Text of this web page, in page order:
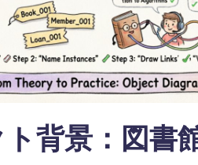
背景：図書